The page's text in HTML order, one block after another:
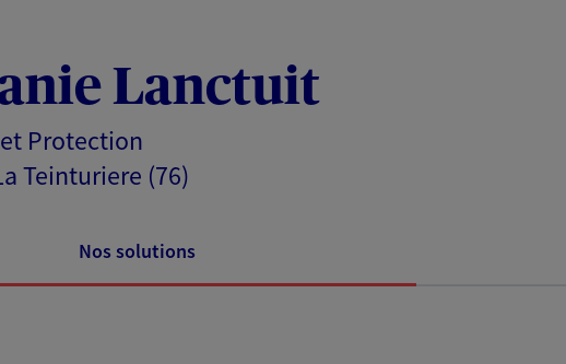
Lanctuit
Protection
Teinturiere (76)
Nos solutions